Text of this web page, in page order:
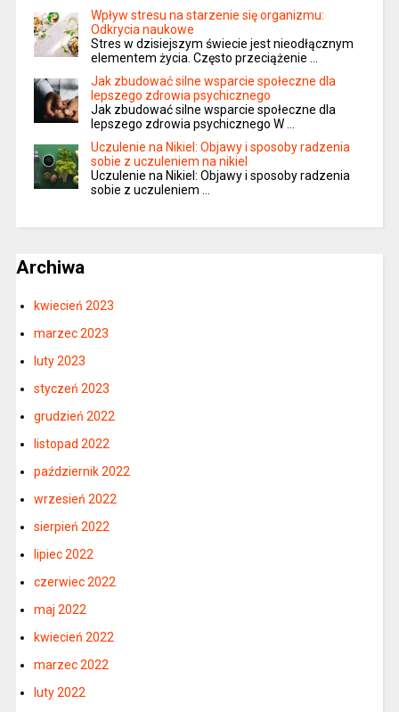
Wpływ stresu na starzenie się organizmu:
Odkrycia naukowe
Stres w dzisiejszym świecie jest nieodłącznym
elementem życia. Często przeciążenie …
Jak zbudować silne wsparcie społeczne dla
lepszego zdrowia psychicznego
Jak zbudować silne wsparcie społeczne dla
lepszego zdrowia psychicznego W …
Uczulenie na Nikiel: Objawy i sposoby radzenia
sobie z uczuleniem na nikiel
Uczulenie na Nikiel: Objawy i sposoby radzenia
sobie z uczuleniem …
Archiwa
kwiecień 2023
marzec 2023
luty 2023
styczeń 2023
grudzień 2022
listopad 2022
październik 2022
wrzesień 2022
sierpień 2022
lipiec 2022
czerwiec 2022
maj 2022
kwiecień 2022
marzec 2022
luty 2022